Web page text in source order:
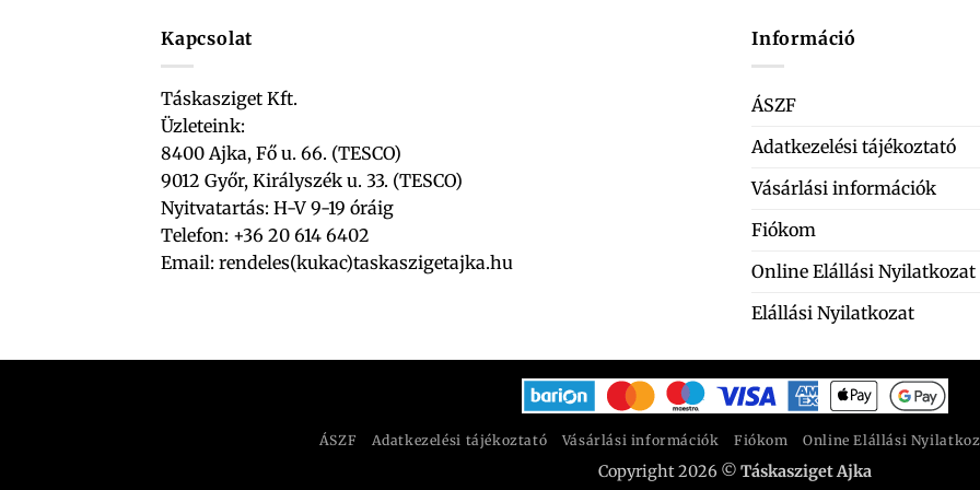
Kapcsolat
Táskasziget Kft.
Üzleteink:
8400 Ajka, Fő u. 66. (TESCO)
9012 Győr, Királyszék u. 33. (TESCO)
Nyitvatartás: H-V 9-19 óráig
Telefon: +36 20 614 6402
Email: rendeles(kukac)taskaszigetajka.hu
Információ
ÁSZF
Adatkezelési tájékoztató
Vásárlási információk
Fiókom
Online Elállási Nyilatkozat
Elállási Nyilatkozat
ÁSZF Adatkezelési tájékoztató Vásárlási információk Fiókom Online Elállási
Copyright 2026 © Táskasziget Ajka